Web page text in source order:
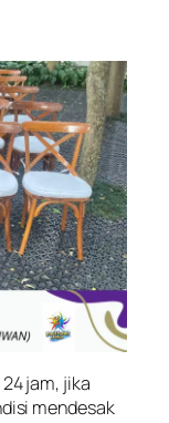
jam, jika
mendesak